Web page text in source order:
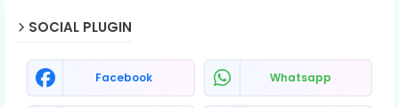
SOCIAL PLUGIN
Facebook Whatsapp